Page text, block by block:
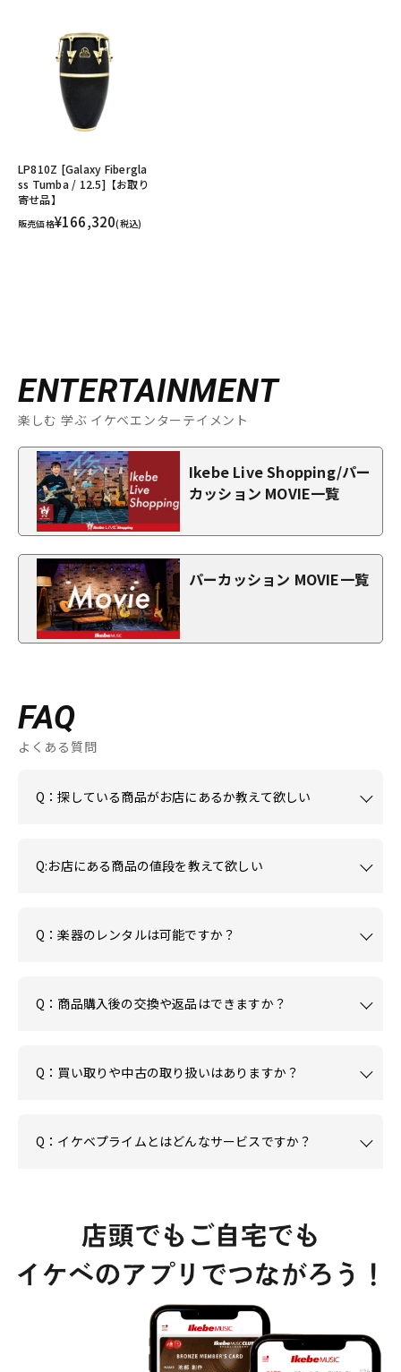
LP810Z [Galaxy Fibergla
ss Tumba / 12.5]【お取り
寄せ品】
販売価格¥166,320(税込)
ENTERTAINMENT
楽しむ 学ぶ イケベエンターテイメント
Ikebe Live Shopping/パー
カッション MOVIE一覧
パーカッション MOVIE一覧
FAQ
よくある質問
Q：探している商品がお店にあるか教えて欲しい
Q:お店にある商品の値段を教えて欲しい
Q：楽器のレンタルは可能ですか？
Q：商品購入後の交換や返品はできますか？
Q：買い取りや中古の取り扱いはありますか？
Q：イケベプライムとはどんなサービスですか？